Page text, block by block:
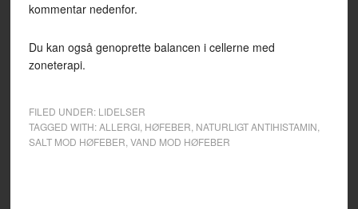
kommentar nedenfor.
Du kan også genoprette balancen i cellerne med
zoneterapi.
FILED UNDER: LIDELSER
TAGGED WITH:ALLERGI, HØFEBER NATURLIGT ANTIHISTAMIN
SALT MOD HØFEBER VAND MOD HØFEBER